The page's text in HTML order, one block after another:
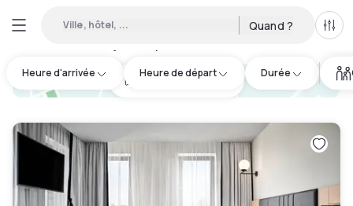
Ville, hôtel, ... Quand ?
Heure d'arrivée Heure de départ Durée
hotel.cta.view_map